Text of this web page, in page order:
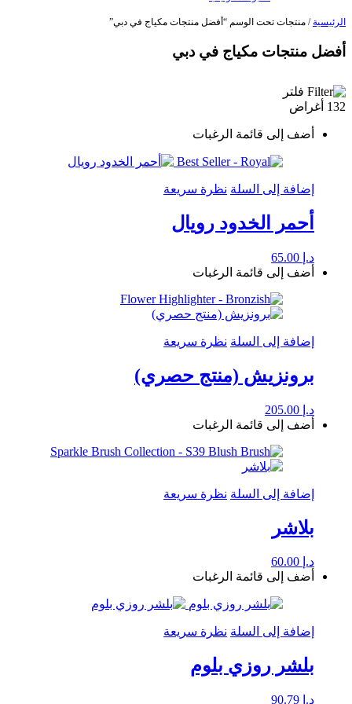
الرئيسية/ منتجات تحت الوسم “أفضل منتجات مكياج في دبي”
أفضل منتجات مكياج في دبي
فلتر
132 أغراض
أضف إلى قائمة الرغبات
إضافة إلى السلة نظرة سريعة
أحمر الخدود رويال
د.إ
أضف إلى قائمة الرغبات
إضافة إلى السلة نظرة سريعة
برونزيش (منتج حصري)
د.إ
أضف إلى قائمة الرغبات
إضافة إلى السلة نظرة سريعة
بلاشر
د.إ
أضف إلى قائمة الرغبات
إضافة إلى السلة نظرة سريعة
بلشر روزي بلوم
د.إ